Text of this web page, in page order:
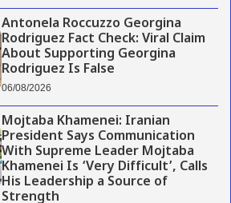
Antonela Roccuzzo Georgina
Rodriguez Fact Check: Viral Claim
About Supporting Georgina
Rodriguez Is False
06/08/2026
Mojtaba Khamenei: Iranian
President Says Communication
With Supreme Leader Mojtaba
Khamenei Is ‘Very Difficult’, Calls
His Leadership a Source of
Strength